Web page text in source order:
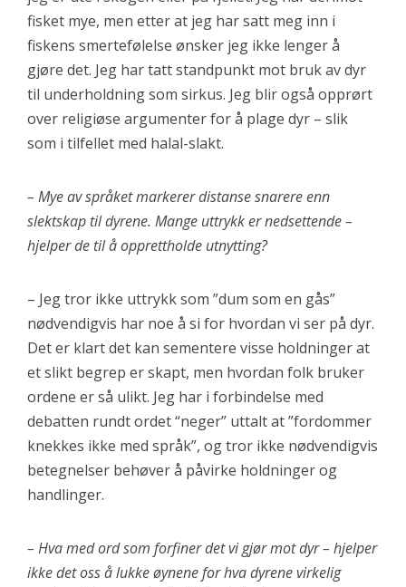
fisket mye, men etter at jeg har satt meg inn i
fiskens smertefølelse ønsker jeg ikke lenger å
gjøre det. Jeg har tatt standpunkt mot bruk av dyr
til underholdning som sirkus. Jeg blir også opprørt
over religiøse argumenter for å plage dyr – slik
som i tilfellet med halal-slakt.
– Mye av språket markerer distanse snarere enn
slektskap til dyrene. Mange uttrykk er nedsettende –
hjelper de til å opprettholde utnytting?
– Jeg tror ikke uttrykk som ”dum som en gås”
nødvendigvis har noe å si for hvordan vi ser på dyr.
Det er klart det kan sementere visse holdninger at
et slikt begrep er skapt, men hvordan folk bruker
ordene er så ulikt. Jeg har i forbindelse med
debatten rundt ordet “neger” uttalt at ”fordommer
knekkes ikke med språk”, og tror ikke nødvendigvis
betegnelser behøver å påvirke holdninger og
handlinger.
– Hva med ord som forfiner det vi gjør mot dyr – hjelper
ikke det oss å lukke øynene for hva dyrene virkelig